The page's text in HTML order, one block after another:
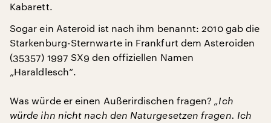
Kabarett.
Sogar ein Asteroid ist nach ihm benannt: 2010 gab die
Starkenburg-Sternwarte in Frankfurt dem Asteroiden
(35357) 1997 SX9 den offiziellen Namen
„Haraldlesch“.
Was würde er einen Außerirdischen fragen? „Ich
würde ihn nicht nach den Naturgesetzen fragen. Ich